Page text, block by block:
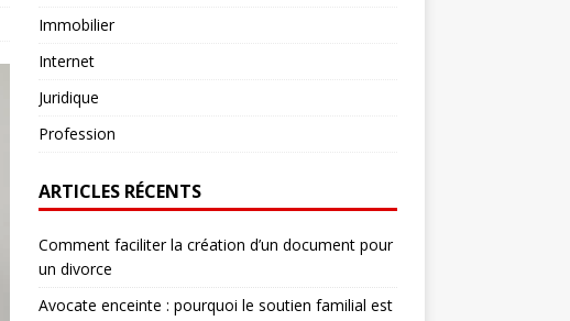
Immobilier
Internet
Juridique
Profession
ARTICLES RÉCENTS
Comment faciliter la création d’un document pour
un divorce
Avocate enceinte : pourquoi le soutien familial est